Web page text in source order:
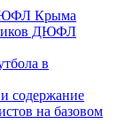
Крыма
ДЮФЛ
в
содержание
на базовом